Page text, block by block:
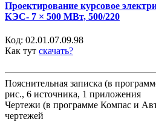
Проектирование курсовое
КЭС- 7 × 500 МВт, 500/220
Код: 02.01.07.09.98
Как тут скачать?
Пояснительная записка (в
рис., 6 источника, 1 приложения
Чертежи (в программе Компас и
чертежей